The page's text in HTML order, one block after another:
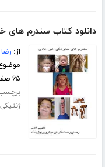
دانلود کتاب سندرم های
از:
۶۵ صفحه
ژنتیکی